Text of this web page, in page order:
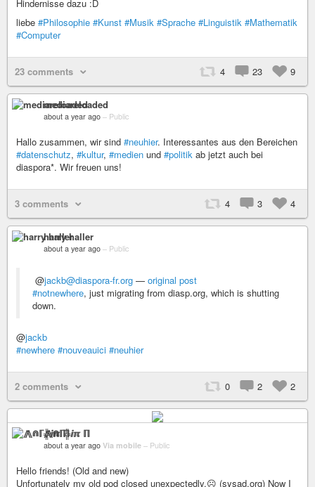
Hindernisse dazu :D
liebe #Philosophie #Kunst #Musik #Sprache #Linguistik #Mathematik
#Computer
23 comments 4 23 9
mediareloaded
about a year ago – Public
Hallo zusammen, wir sind #neuhier. Interessantes aus den Bereichen
#datenschutz, #kultur, #medien und #politik ab jetzt auch bei
diaspora*. Wir freuen uns!
3 comments 4 3 4
harry haller
about a year ago – Public
@jackb@diaspora-fr.org — original post
#notnewhere, just migrating from diasp.org, which is shutting
down.
@jackb
#newhere #nouveauici #neuhier
2 comments 0 2 2
⨇⋒ℾ╬ⅈℼ ℿ
about a year ago Via mobile – Public
Hello friends! (Old and new)
Unfortunately my old pod closed unexpectedly.☹️ (sysad.org) Now I